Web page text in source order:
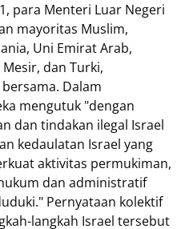
para Menteri Luar Negeri
mayoritas Muslim,
Uni Emirat Arab,
dan Turki,
Dalam
mengutuk "dengan
dan tindakan ilegal Israel
kedaulatan Israel yang
aktivitas permukiman,
dan administratif
Pernyataan kolektif
langkah Israel tersebut